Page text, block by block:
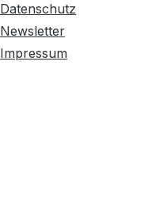
Datenschutz
Newsletter
ImpressumNiedrige Sättigung